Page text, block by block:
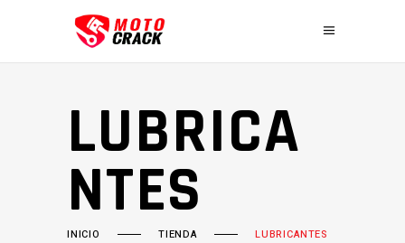
LUBRICA
NTES
INICIO TIENDA LUBRICANTES